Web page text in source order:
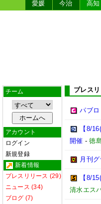
愛媛
今治 高知
チーム
アカウント
ログイン
新規登録
新着情報
プレスリリース (29)
ニュース (34)
ブログ (7)
プレス
パブ
【8/
開催 -徳
月刊
【8/
清水エス